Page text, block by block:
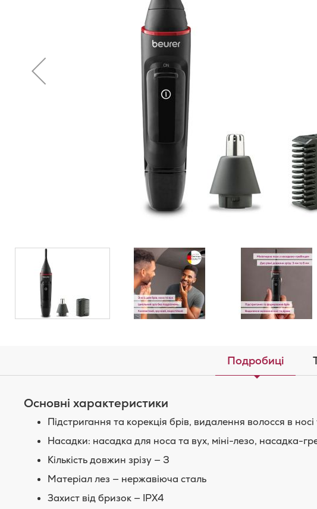
Подробиці
Основні характеристики
Підстригання та корекція брів, видалення волосся в носі
Насадки: насадка для носа та вух, міні-лезо, насадка-
Кількість довжин зрізу — 3
Матеріал лез — нержавіюча сталь
Захист від бризок — IPX4